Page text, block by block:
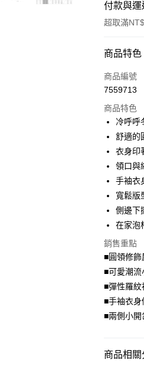
付款與運
超取滿
付款方式
信用卡一次
LINE Pay
Apple Pay
街口支付
悠遊付
Google
全盈+PAY
大哥付你分
相關說明
【大哥付
1.本服務
2.付款方
流程，驗
完成交易。
消。如遇
無法說明
AFTEE先
相關說明
AFTEE先
２．便利
３．安心
ATM付款
運送方式
商品特色
商品編號
7559713
商品特色
冷呼呼
舒適的
衣身印
領口與
手袖衣
寬鬆版
側邊下
在家泡
銷售重點
■圓領修飾
■可愛潮流
■彈性羅紋
■手袖衣身
■兩側小開
商品相關